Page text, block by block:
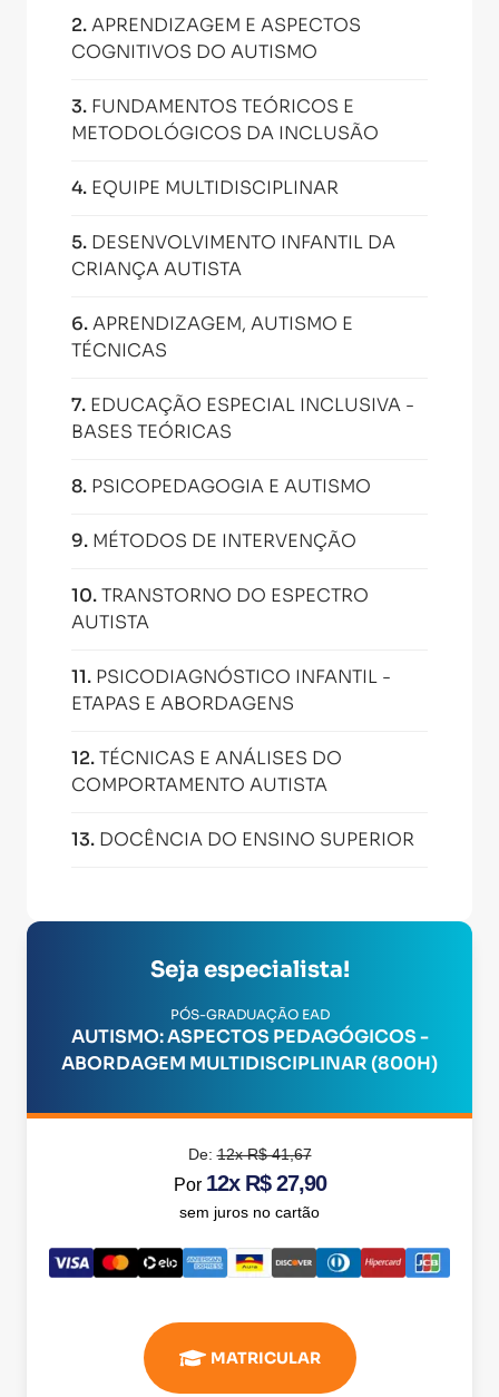
2.APRENDIZAGEM E ASPECTOS
COGNITIVOS DO AUTISMO
3. FUNDAMENTOS TEÓRICOS E
METODOLÓGICOS DA INCLUSÃO
4. EQUIPE MULTIDISCIPLINAR
5. DESENVOLVIMENTO INFANTIL DA
CRIANÇA AUTISTA
6.APRENDIZAGEM, AUTISMO E
TÉCNICAS
7. EDUCAÇÃO ESPECIAL INCLUSIVA -
BASES TEÓRICAS
8. PSICOPEDAGOGIA E AUTISMO
9. MÉTODOS DE INTERVENÇÃO
10.TRANSTORNO DO ESPECTRO
AUTISTA
11. PSICODIAGNÓSTICO INFANTIL -
ETAPAS E ABORDAGENS
12.TÉCNICAS E ANÁLISES DO
COMPORTAMENTO AUTISTA
13. DOCÊNCIA DO ENSINO SUPERIOR
Seja especialista!
PÓS-GRADUAÇÃO EAD
AUTISMO: ASPECTOS PEDAGÓGICOS -
ABORDAGEM MULTIDISCIPLINAR (800H)
De:12x R$ 41,67
Por 12x R$ 27,90
sem juros no cartão
MATRICULAR